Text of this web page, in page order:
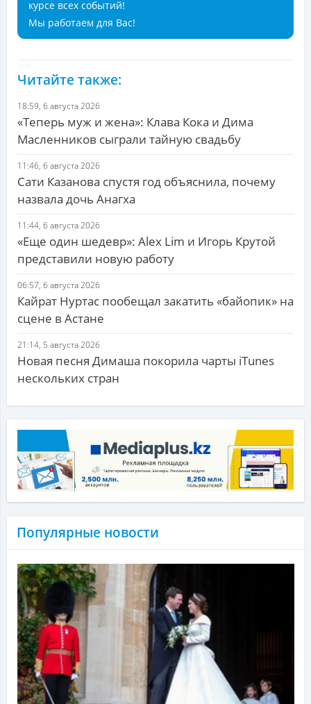
курсе всех событий!
Мы работаем для Вас!
Читайте также:
18:59, 6 августа 2026
«Теперь муж и жена»: Клава Кока и Дима
Масленников сыграли тайную свадьбу
11:46, 6 августа 2026
Сати Казанова спустя год объяснила, почему
назвала дочь Анагха
11:44, 6 августа 2026
«Еще один шедевр»: Alex Lim и Игорь Крутой
представили новую работу
06:57, 6 августа 2026
Кайрат Нуртас пообещал закатить «байопик» на
сцене в Астане
21:14, 5 августа 2026
Новая песня Димаша покорила чарты iTunes
нескольких стран
Популярные новости